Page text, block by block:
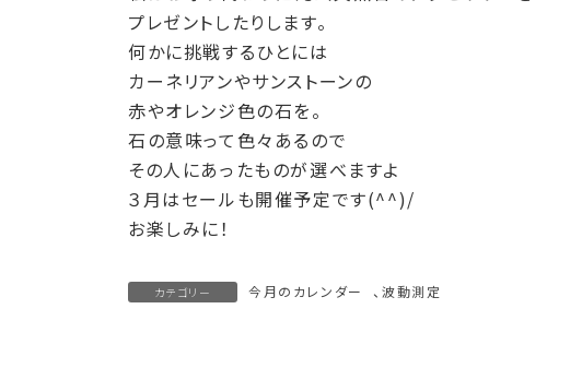
プレゼントしたりします。
何かに挑戦するひとには
カーネリアンやサンストーンの
赤やオレンジ色の石を。
石の意味って色々あるので
その人にあったものが選べますよ
３月はセールも開催予定です(^^)/
お楽しみに！
カテゴリー 今月のカレンダー 、波動測定